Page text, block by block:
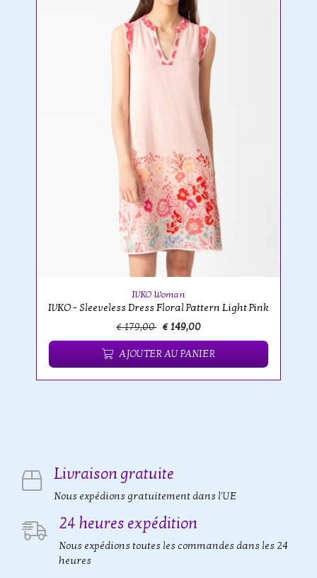
IVKO Woman
IVKO - Sleeveless Dress Floral Pattern Light Pink
€ 179,00 € 149,00
AJOUTER AU PANIER
Livraison gratuite
Nous expédions gratuitement dans l'UE
24 heures expédition
Nous expédions toutes les commandes dans les 24
heures